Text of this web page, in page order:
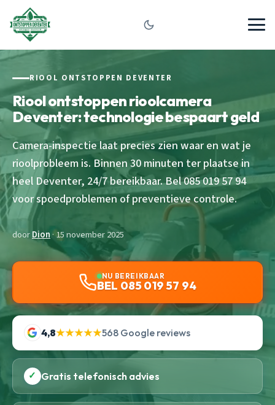
RIOOL ONTSTOPPEN DEVENTER
Riool ontstoppen rioolcamera
Deventer: technologie bespaart geld
Camera-inspectie laat precies zien waar en wat je
rioolprobleem is. Binnen 30 minuten ter plaatse in
heel Deventer, 24/7 bereikbaar. Bel 085 019 57 94
voor spoedproblemen of preventieve controle.
doorDion· 15 november 2025
NU BEREIKBAAR
BEL 085 019 57 94
4,8★★★★★568 Google reviews
✓ Gratis telefonisch advies